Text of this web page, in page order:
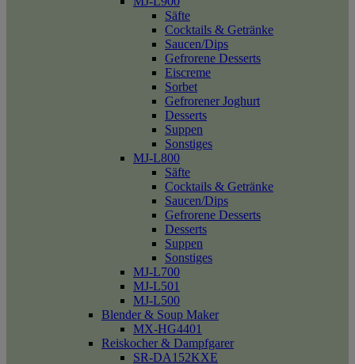
Säfte
Cocktails & Getränke
Saucen/Dips
Gefrorene Desserts
Eiscreme
Sorbet
Gefrorener Joghurt
Desserts
Suppen
Sonstiges
MJ-L800
Säfte
Cocktails & Getränke
Saucen/Dips
Gefrorene Desserts
Desserts
Suppen
Sonstiges
MJ-L700
MJ-L501
MJ-L500
Blender & Soup Maker
MX-HG4401
Reiskocher & Dampfgarer
SR-DA152KXE